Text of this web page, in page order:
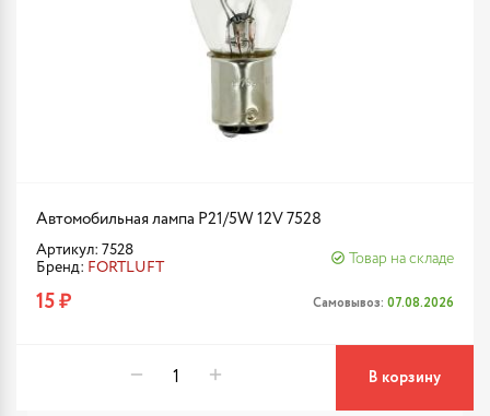
Автомобильная лампа P21/5W 12V 7528
Артикул: 7528
Бренд: FORTLUFT
Товар на складе
15 ₽ Самовывоз: 07.08.2026
В корзину